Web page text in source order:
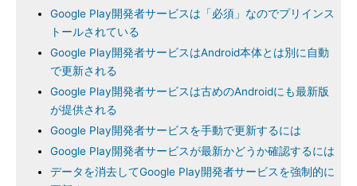
Google Play開発者サービスは「必須」なのでプリインス
トールされている
Google Play開発者サービスはAndroid本体とは別に自動
で更新される
Google Play開発者サービスは古めのAndroidにも最新版
が提供される
Google Play開発者サービスを手動で更新するには
Google Play開発者サービスが最新かどうか確認するには
データを消去してGoogle Play開発者サービスを強制的に